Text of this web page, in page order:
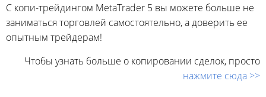
С копи-трейдингом MetaTrader 5 вы можете больше не
заниматься торговлей самостоятельно, а доверить ее
опытным трейдерам!
Чтобы узнать больше о копировании сделок, просто
нажмите сюда >>